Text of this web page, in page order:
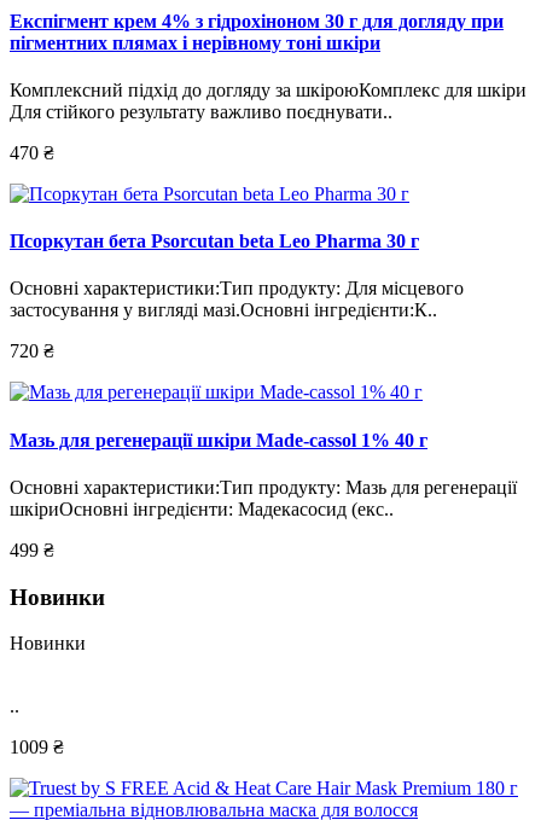
Експігмент крем 4% з гідрохіноном 30 г для догляду при
пігментних плямах і нерівному тоні шкіри
Комплексний підхід до догляду за шкіроюКомплекс для шкіри
Для стійкого результату важливо поєднувати..
470 ₴
Псоркутан бета Psorcutan beta Leo Pharma 30 г
Основні характеристики:Тип продукту: Для місцевого
застосування у вигляді мазі.Основні інгредієнти:К..
720 ₴
Мазь для регенерації шкіри Made-cassol 1% 40 г
Основні характеристики:Тип продукту: Мазь для регенерації
шкіриОсновні інгредієнти: Мадекасосид (екс..
499 ₴
Новинки
Новинки
..
1009 ₴